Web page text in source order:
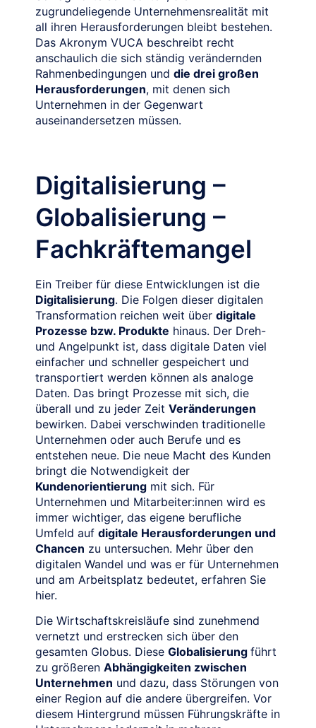
zugrundeliegende Unternehmensrealität mit
all ihren Herausforderungen bleibt bestehen.
Das Akronym VUCA beschreibt recht
anschaulich die sich ständig verändernden
Rahmenbedingungen und die drei großen
Herausforderungen, mit denen sich
Unternehmen in der Gegenwart
auseinandersetzen müssen.
Digitalisierung –
Globalisierung –
Fachkräftemangel
Ein Treiber für diese Entwicklungen ist die
Digitalisierung. Die Folgen dieser digitalen
Transformation reichen weit über digitale
Prozesse bzw. Produkte hinaus. Der Dreh-
und Angelpunkt ist, dass digitale Daten viel
einfacher und schneller gespeichert und
transportiert werden können als analoge
Daten. Das bringt Prozesse mit sich, die
überall und zu jeder Zeit Veränderungen
bewirken. Dabei verschwinden traditionelle
Unternehmen oder auch Berufe und es
entstehen neue. Die neue Macht des Kunden
bringt die Notwendigkeit der
Kundenorientierung mit sich. Für
Unternehmen und Mitarbeiter:innen wird es
immer wichtiger, das eigene berufliche
Umfeld auf digitale Herausforderungen und
Chancen zu untersuchen. Mehr über den
digitalen Wandel und was er für Unternehmen
und am Arbeitsplatz bedeutet, erfahren Sie
hier.
Die Wirtschaftskreisläufe sind zunehmend
vernetzt und erstrecken sich über den
gesamten Globus. Diese Globalisierung führt
zu größeren Abhängigkeiten zwischen
Unternehmen und dazu, dass Störungen von
einer Region auf die andere übergreifen. Vor
diesem Hintergrund müssen Führungskräfte in